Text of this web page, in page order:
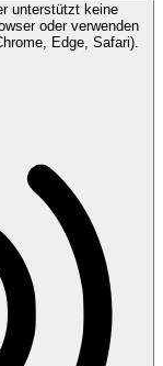
unterstützt keine
oder verwenden
Edge, Safari).